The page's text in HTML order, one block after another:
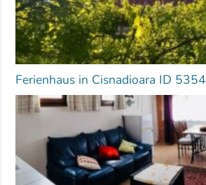
Ferienhaus in Cisnadioara ID 5354